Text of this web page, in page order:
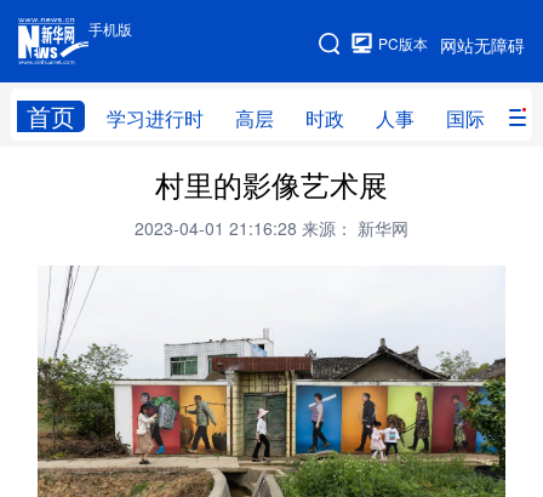
手机版
网站无障碍
PC版本
首页 学习进行时 高层 时政 人事 国际 财
手机版
网站地图
高层 时政
财经 网评
台湾
科技 科创
文化 书画 健康 军事
访谈 视频 图片 政务
法律 中央文件 金融 汽车
村里的影像艺术展
2023-04-01 21:16:28 来源： 新华网